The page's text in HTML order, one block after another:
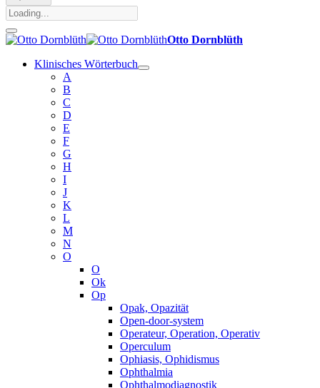
Otto Dornblüth
Klinisches Wörterbuch
A
B
C
D
E
F
G
H
I
J
K
L
M
N
O
O
Ok
Op
Opak, Opazität
Open-door-system
Operateur, Operation, Operativ
Operculum
Ophiasis, Ophidismus
Ophthalmia
Ophthalmodiagnostik